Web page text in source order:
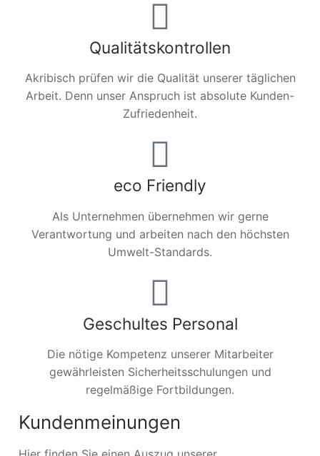
Qualitätskontrollen
Akribisch prüfen wir die Qualität unserer täglichen
Arbeit. Denn unser Anspruch ist absolute Kunden-
Zufriedenheit.
eco Friendly
Als Unternehmen übernehmen wir gerne
Verantwortung und arbeiten nach den höchsten
Umwelt-Standards.
Geschultes Personal
Die nötige Kompetenz unserer Mitarbeiter
gewährleisten Sicherheitsschulungen und
regelmäßige Fortbildungen.
Kundenmeinungen